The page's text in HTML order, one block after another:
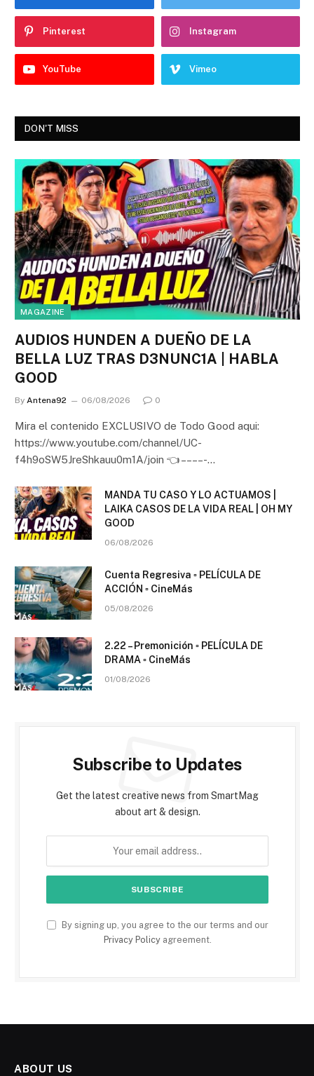
Pinterest Instagram
YouTube Vimeo
DON'T MISS
MAGAZINE
AUDIOS HUNDEN A DUEÑO DE LA
BELLA LUZ TRAS D3NUNC1A | HABLA
GOOD
By Antena92 06/08/2026 0
Mira el contenido EXCLUSIVO de Todo Good aqui:
https://www.youtube.com/channel/UC-
f4h9oSW5JreShkauu0m1A/join 👈 – – – – -…
MANDA TU CASO Y LO ACTUAMOS |
LAIKA CASOS DE LA VIDA REAL | OH MY
GOOD
06/08/2026
Cuenta Regresiva ▫️ PELÍCULA DE
ACCIÓN ▫️ CineMás
05/08/2026
2.22 – Premonición ▫️ PELÍCULA DE
DRAMA ▫️ CineMás
01/08/2026
Subscribe to Updates
Get the latest creative news from SmartMag
about art & design.
By signing up, you agree to the our terms and our
Privacy Policyagreement.
ABOUT US